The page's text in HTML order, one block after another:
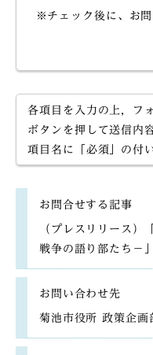
※チェック後に、お
各項目を入力の上，フ
ボタンを押して送信内
項目名に「必須」の付
お問合せする記事
（プレスリリース）
戦争の語り部たち－
お問い合わせ先
菊池市役所 政策企画